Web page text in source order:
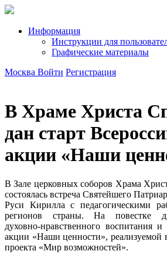
Информация
Инструкции для
Графические материалы
Москва Войти Регистрация
В Храме Христа
дан старт
акции «Наши
В Зале церковных соборов Храма
состоялась встреча Святейшего
Руси Кирилла с педагогическими
регионов страны. На повестке
духовно‑нравственного воспитания и
акции «Наши ценности», реализуемой
проекта «Мир возможностей».